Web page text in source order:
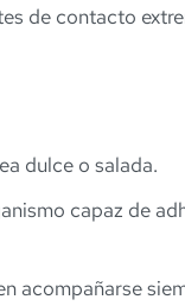
de contacto
dulce o salada.
capaz de
acompañarse